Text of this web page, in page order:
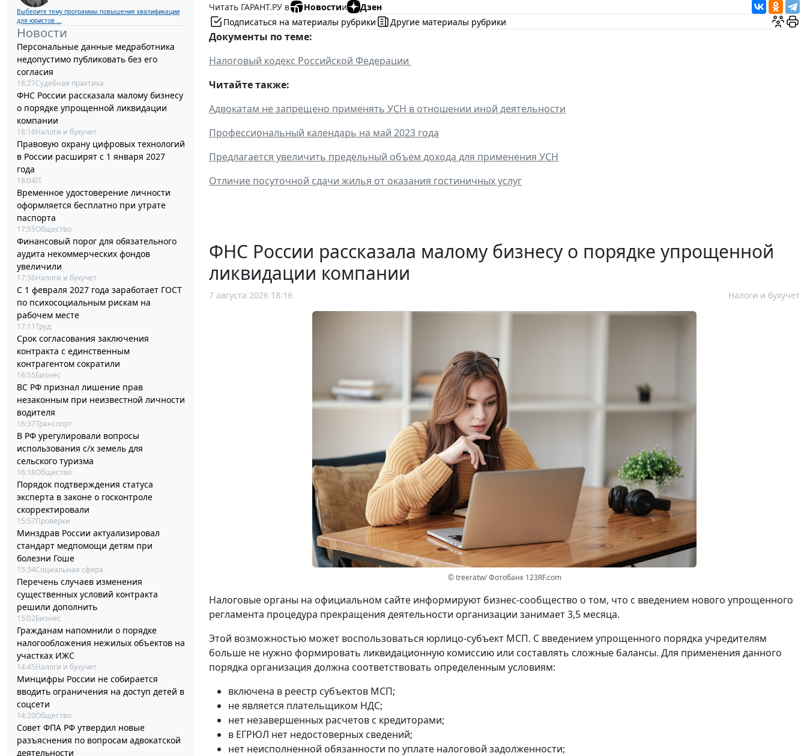
Выберите тему программы повышения квалификации
для юристов ...
Новости
Персональные данные медработника
недопустимо публиковать без его
согласия
18:27Судебная практика
ФНС России рассказала малому бизнесу
о порядке упрощенной ликвидации
компании
18:16Налоги и бухучет
Правовую охрану цифровых технологий
в России расширят с 1 января 2027
года
18:04IT
Временное удостоверение личности
оформляется бесплатно при утрате
паспорта
17:55Общество
Финансовый порог для обязательного
аудита некоммерческих фондов
увеличили
17:36Налоги и бухучет
С 1 февраля 2027 года заработает ГОСТ
по психосоциальным рискам на
рабочем месте
17:11Труд
Срок согласования заключения
контракта с единственным
контрагентом сократили
16:55Бизнес
ВС РФ признал лишение прав
незаконным при неизвестной личности
водителя
16:37Транспорт
В РФ урегулировали вопросы
использования с/х земель для
сельского туризма
16:18Общество
Порядок подтверждения статуса
эксперта в законе о госконтроле
скорректировали
15:57Проверки
Минздрав России актуализировал
стандарт медпомощи детям при
болезни Гоше
15:34Социальная сфера
Перечень случаев изменения
существенных условий контракта
решили дополнить
15:02Бизнес
Гражданам напомнили о порядке
налогообложения нежилых объектов на
участках ИЖС
14:45Налоги и бухучет
Минцифры России не собирается
вводить ограничения на доступ детей в
соцсети
14:20Общество
Совет ФПА РФ утвердил новые
разъяснения по вопросам адвокатской
деятельности
Читать ГАРАНТ.РУ в
Новостии
Дзен
Подписаться на материалы рубрики
Другие материалы рубрики
Документы по теме:
Налоговый кодекс Российской Федерации
Читайте также:
Адвокатам не запрещено применять УСН в отношении иной деятельности
Профессиональный календарь на май 2023 года
Предлагается увеличить предельный объем дохода для применения УСН
Отличие посуточной сдачи жилья от оказания гостиничных услуг
ФНС России рассказала малому бизнесу о порядке упрощенной
ликвидации компании
7 августа 2026 18:16 Налоги и бухучет
© treeratw/ Фотобанк 123RF.com
Налоговые органы на официальном сайте информируют бизнес-сообщество о том, что с введением нового упрощенного
регламента процедура прекращения деятельности организации занимает 3,5 месяца.
Этой возможностью может воспользоваться юрлицо-субъект МСП. С введением упрощенного порядка учредителям
больше не нужно формировать ликвидационную комиссию или составлять сложные балансы. Для применения данного
порядка организация должна соответствовать определенным условиям:
включена в реестр субъектов МСП;
не является плательщиком НДС;
нет незавершенных расчетов с кредиторами;
в ЕГРЮЛ нет недостоверных сведений;
нет неисполненной обязанности по уплате налоговой задолженности;